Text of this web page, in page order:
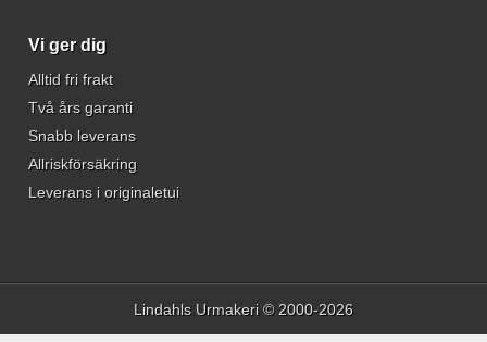
Vi ger dig
Alltid fri frakt
Två års garanti
Snabb leverans
Allriskförsäkring
Leverans i originaletui
Lindahls Urmakeri © 2000-2026